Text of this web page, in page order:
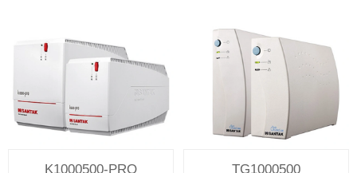
K1000500-PRO TG1000500